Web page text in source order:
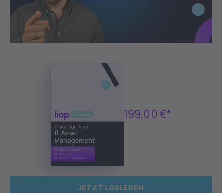
199,00 €*
JETZT LOSLEGEN